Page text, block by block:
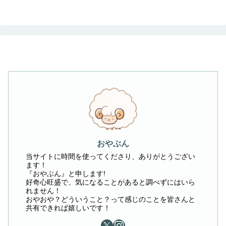
おやぶん
当サイトに時間を使ってくださり、ありがとうござい
ます！
『おやぶん』と申します!
好奇心旺盛で、気になることがあると調べずにはいら
れません！
おやおや？どういうこと？って感じのことを皆さんと
共有できれば嬉しいです！